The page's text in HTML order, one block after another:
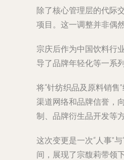
除了核心管理层的代际
项目。这一调整并非偶
宗庆后作为中国饮料行
导了品牌年轻化等一系
将“针纺织品及原料销
渠道网络和品牌信誉，
制、品牌衍生品开发等
这次变更是一次“人事”
间，展现了宗馥莉带领